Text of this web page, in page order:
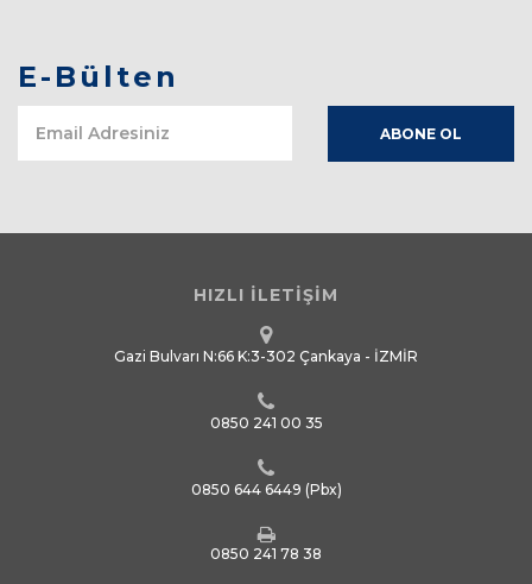
E-Bülten
HIZLI İLETİŞİM
Gazi Bulvarı N:66 K:3-302 Çankaya - İZMİR
0850 241 00 35
0850 644 6449 (Pbx)
0850 241 78 38